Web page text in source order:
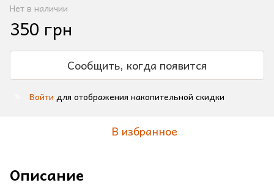
Нет в наличии
350 грн
Сообщить, когда появится
Войти для отображения накопительной скидки
В избранное
Описание